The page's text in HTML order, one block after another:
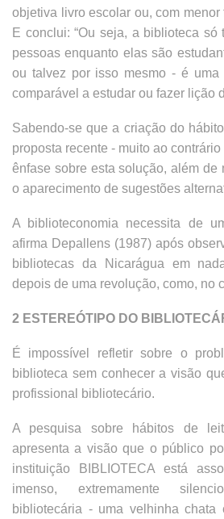
objetiva livro escolar ou, com menor
E conclui: “Ou seja, a biblioteca
pessoas enquanto elas são
ou talvez por isso mesmo - é uma
comparável a estudar ou fazer lição
Sabendo-se que a criação do
proposta recente - muito ao
ênfase sobre esta solução, além de
o aparecimento de sugestões
A biblioteconomia necessita de
afirma Depallens (1987) após
bibliotecas da Nicarágua em
depois de uma revolução, como, no
2 ESTEREÓTIPO DO
É impossível refletir sobre o
biblioteca sem conhecer a visão
profissional bibliotecário.
A pesquisa sobre hábitos de
apresenta a visão que o público
instituição BIBLIOTECA está
imenso, extremamente
bibliotecária - uma velhinha chata